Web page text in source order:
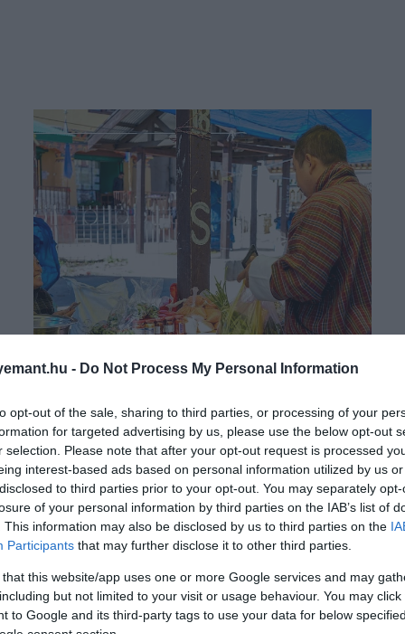
- Do Not Process My Personal Information
opt-out of the sale, sharing to third parties, or processing of your
for targeted advertising by us, please use the below opt-out
selection. Please note that after your opt-out request is processed
interest-based ads based on personal information utilized by us
to third parties prior to your opt-out. You may separately
of your personal information by third parties on the IAB’s list of
This information may also be disclosed by us to third parties on the
Participants that may further disclose it to other third parties.
that this website/app uses one or more Google services and may
but not limited to your visit or usage behaviour. You may
to Google and its third-party tags to use your data for below
consent section.
A Himalája hegyei között fekvő
országban a hagyományok ma is
erősen jelen vannak, és ez az
étkezési szokásokon is jól látszik. A
bhutáni konyha egyszerre egyszerű,
karakteres és meglepő lehet még
azok számára is, akik jól ismerik a
dél-ázsiai…
2026. MÁRCIUS 18. ● HAMU ÉS GYÉMÁNT
Ezt eszik a helyiek a világ
legboldogabb
országában…
HAMU ÉS GYÉMÁNT